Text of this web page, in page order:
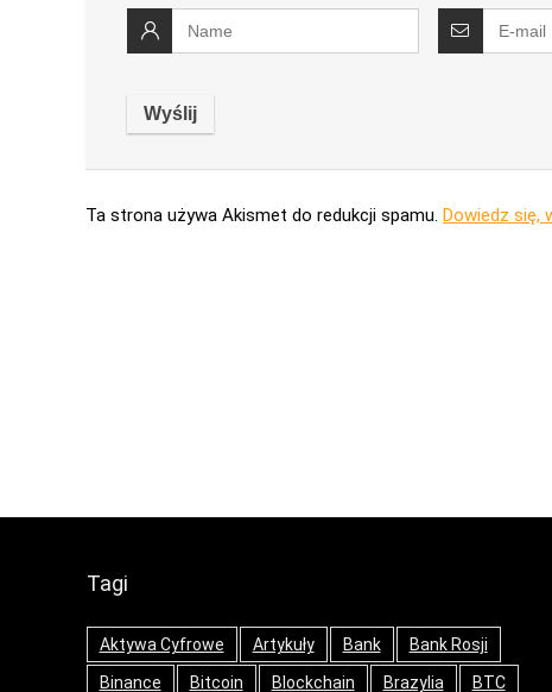
Ta strona używa Akismet do redukcji spamu. Dowiedz się,
Tagi
Aktywa Cyfrowe Artykuły Bank
Bank Rosji
Binance
Bitcoin Blockchain Brazylia
BTC